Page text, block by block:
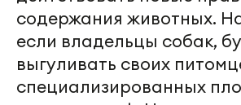
содержания животных.
если владельцы собак,
выгуливать своих
специализированных